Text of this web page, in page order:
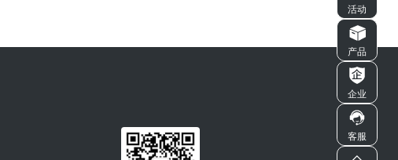
活动
产品
企业
客服